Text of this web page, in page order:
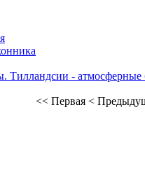
Тилландсии - атмосферные
<< Первая <